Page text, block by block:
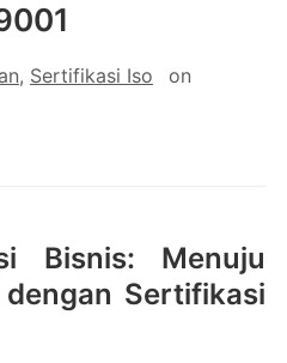
, Sertifikasi Iso on
Bisnis: Menuju
Sertifikasi